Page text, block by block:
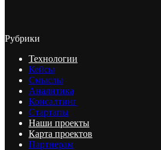
Рубрики
Технологии
Кейсы
Смыслы
Аналитика
Консалтинг
Стартапы
Наши проекты
Карта проектов
Партнерам